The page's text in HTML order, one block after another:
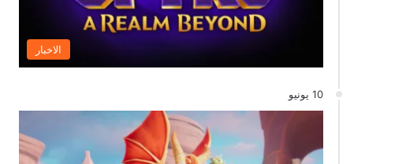
الاخبار
10 يونيو